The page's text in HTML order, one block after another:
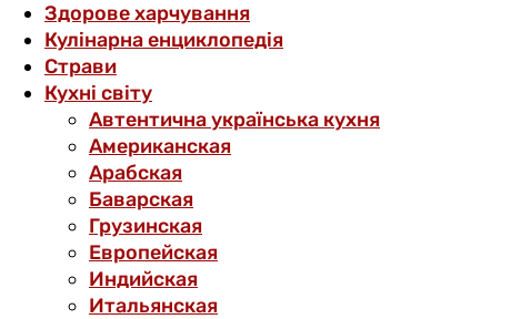
Здорове харчування
Кулінарна енциклопедія
Страви
Кухні світу
Автентична українська кухня
Американская
Арабская
Баварская
Грузинская
Европейская
Индийская
Итальянская